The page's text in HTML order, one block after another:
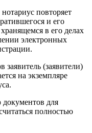
повторяет
и его
в его делах
электронных
(заявители)
на экземпляре
для
полностью